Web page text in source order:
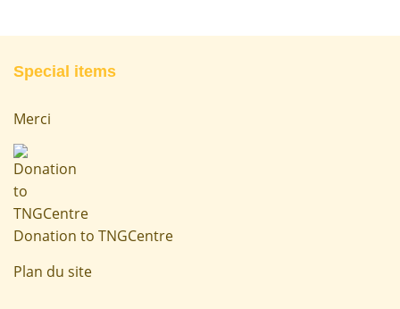
Special items
Merci
Donation to TNGCentre
Plan du site